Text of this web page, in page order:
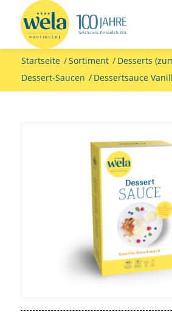
Startseite /Sortiment / Desserts
Dessert-Saucen / Dessertsauce